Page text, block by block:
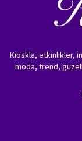
Kioskla, etkinlikler,
moda, trend,